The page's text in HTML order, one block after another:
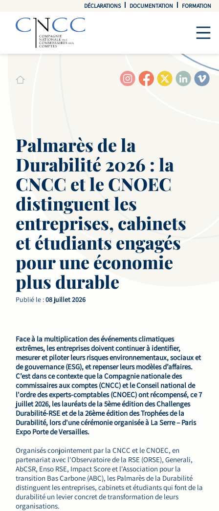
DÉCLARATIONS DOCUMENTATION FORMATION
Palmarès de la
Durabilité 2026 : la
CNCC et le CNOEC
distinguent les
entreprises, cabinets
et étudiants engagés
pour une économie
plus durable
Publié le :08 juillet 2026
Face à la multiplication des événements climatiques
extrêmes, les entreprises doivent continuer à identifier,
mesurer et piloter leurs risques environnementaux, sociaux et
de gouvernance (ESG), et repenser leurs modèles d’affaires.
C’est dans ce contexte que la Compagnie nationale des
commissaires aux comptes (CNCC) et le Conseil national de
l'ordre des experts-comptables (CNOEC) ont récompensé, ce 7
juillet 2026, les lauréats de la 5ème édition des Challenges
Durabilité-RSE et de la 26ème édition des Trophées de la
Durabilité, lors d'une cérémonie organisée à La Serre – Paris
Expo Porte de Versailles.
Organisés conjointement par la CNCC et le CNOEC, en
partenariat avec l'Observatoire de la RSE (ORSE), Generali,
AbCSR, Enso RSE, Impact Score et l'Association pour la
transition Bas Carbone (ABC), les Palmarès de la Durabilité
distinguent les entreprises, cabinets et étudiants qui font de la
durabilité un levier concret de transformation de leurs
organisations.